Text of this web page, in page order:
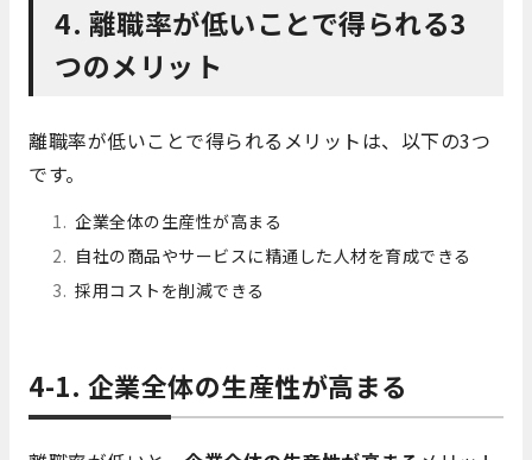
4. 離職率が低いことで得られる3
つのメリット
離職率が低いことで得られるメリットは、以下の3つ
です。
企業全体の生産性が高まる
自社の商品やサービスに精通した人材を育成できる
採用コストを削減できる
4-1. 企業全体の生産性が高まる